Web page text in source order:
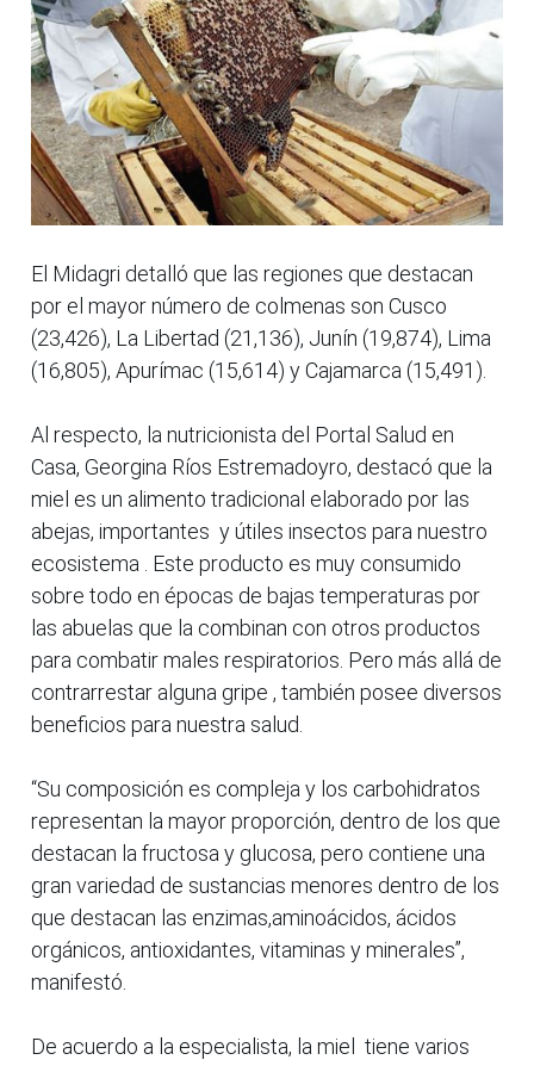
El Midagri detalló que las regiones que destacan
por el mayor número de colmenas son Cusco
(23,426), La Libertad (21,136), Junín (19,874), Lima
(16,805), Apurímac (15,614) y Cajamarca (15,491).
Al respecto, la nutricionista del Portal Salud en
Casa, Georgina Ríos Estremadoyro, destacó que la
miel es un alimento tradicional elaborado por las
abejas, importantes y útiles insectos para nuestro
ecosistema . Este producto es muy consumido
sobre todo en épocas de bajas temperaturas por
las abuelas que la combinan con otros productos
para combatir males respiratorios. Pero más allá de
contrarrestar alguna gripe , también posee diversos
beneficios para nuestra salud.
“Su composición es compleja y los carbohidratos
representan la mayor proporción, dentro de los que
destacan la fructosa y glucosa, pero contiene una
gran variedad de sustancias menores dentro de los
que destacan las enzimas,aminoácidos, ácidos
orgánicos, antioxidantes, vitaminas y minerales”,
manifestó.
De acuerdo a la especialista, la miel tiene varios